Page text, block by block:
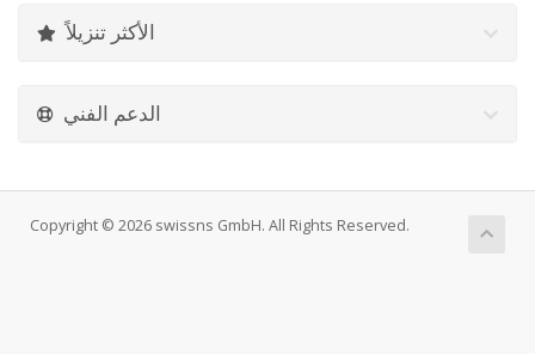
الأكثر تنزيلاً
الدعم الفني
Copyright © 2026 swissns GmbH. All Rights Reserved.